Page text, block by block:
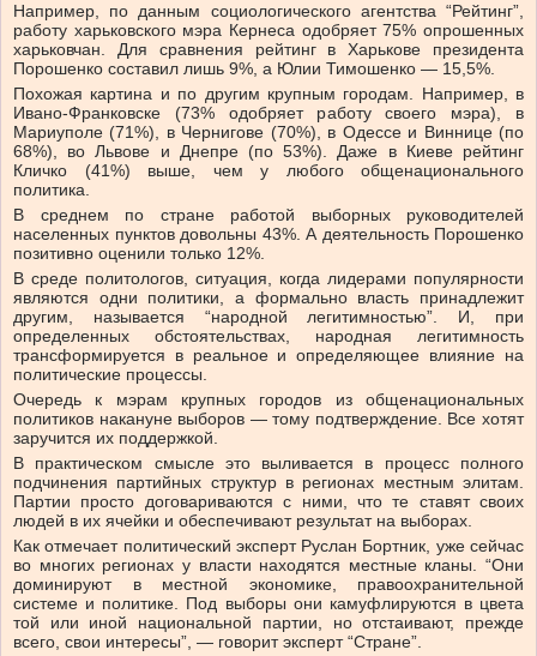
Например, по данным социологического агентства “Рейтинг”,
работу харьковского мэра Кернеса одобряет 75% опрошенных
харьковчан. Для сравнения рейтинг в Харькове президента
Порошенко составил лишь 9%, а Юлии Тимошенко — 15,5%.
Похожая картина и по другим крупным городам. Например, в
Ивано-Франковске (73% одобряет работу своего мэра), в
Мариуполе (71%), в Чернигове (70%), в Одессе и Виннице (по
68%), во Львове и Днепре (по 53%). Даже в Киеве рейтинг
Кличко (41%) выше, чем у любого общенационального
политика.
В среднем по стране работой выборных руководителей
населенных пунктов довольны 43%. А деятельность Порошенко
позитивно оценили только 12%.
В среде политологов, ситуация, когда лидерами популярности
являются одни политики, а формально власть принадлежит
другим, называется “народной легитимностью”. И, при
определенных обстоятельствах, народная легитимность
трансформируется в реальное и определяющее влияние на
политические процессы.
Очередь к мэрам крупных городов из общенациональных
политиков накануне выборов — тому подтверждение. Все хотят
заручится их поддержкой.
В практическом смысле это выливается в процесс полного
подчинения партийных структур в регионах местным элитам.
Партии просто договариваются с ними, что те ставят своих
людей в их ячейки и обеспечивают результат на выборах.
Как отмечает политический эксперт Руслан Бортник, уже сейчас
во многих регионах у власти находятся местные кланы. “Они
доминируют в местной экономике, правоохранительной
системе и политике. Под выборы они камуфлируются в цвета
той или иной национальной партии, но отстаивают, прежде
всего, свои интересы”, — говорит эксперт “Стране”.